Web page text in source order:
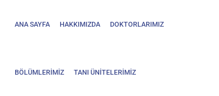
ANA SAYFA HAKKIMIZDA DOKTORLARIMIZ
BÖLÜMLERİMİZ TANI ÜNİTELERİMİZ